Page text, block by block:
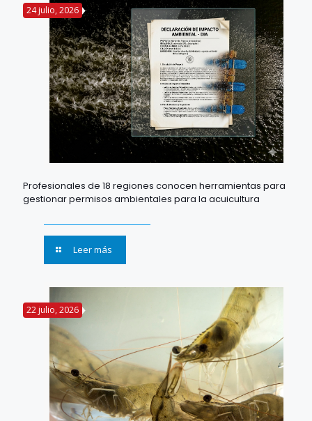
24 julio, 2026
Profesionales de 18 regiones conocen herramientas para
gestionar permisos ambientales para la acuicultura
Leer más
22 julio, 2026